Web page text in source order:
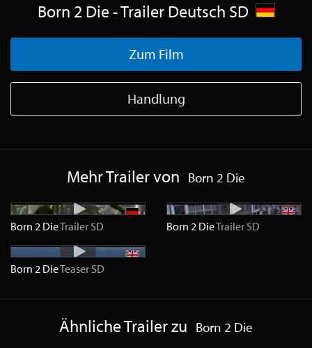
Born 2 Die - Trailer Deutsch SD
Zum Film
Handlung
Mehr Trailer von Born 2 Die
Born 2 DieTrailer SD Born 2 DieTrailer SD
Born 2 DieTeaser SD
Ähnliche Trailer zu Born 2 Die